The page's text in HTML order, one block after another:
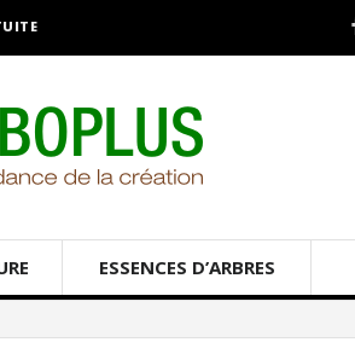
ESSENCES D’ARBRES